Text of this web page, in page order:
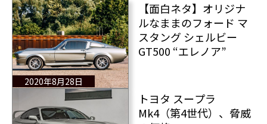
2020年8月28日
【面白ネタ】オリジナ
ルなままのフォード マ
スタング シェルビー
GT500 “エレノア”
トヨタ スープラ
Mk4（第4世代）、脅威